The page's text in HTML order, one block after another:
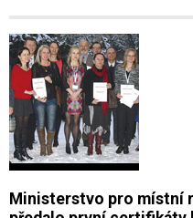
Ministerstvo pro místní